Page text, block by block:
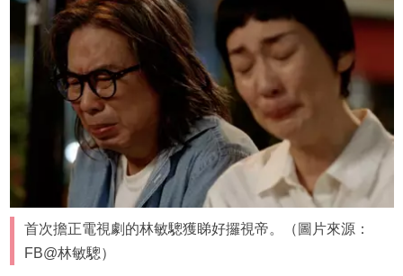
首次擔正電視劇的林敏驄獲睇好攞視帝。（圖片來源：
FB@林敏驄）